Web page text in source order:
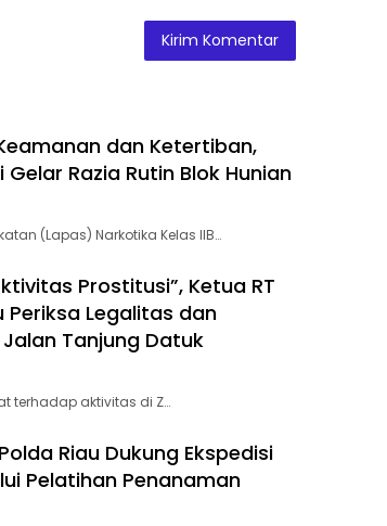
dan Ketertiban,
Razia Rutin Blok Hunian
(Lapas) Narkotika Kelas IIB…
Prostitusi”, Ketua RT
Periksa Legalitas dan
Tanjung Datuk
terhadap aktivitas di Z…
Riau Dukung Ekspedisi
Pelatihan Penanaman